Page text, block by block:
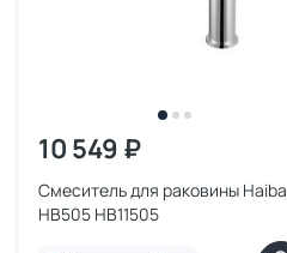
10 549 ₽
Смеситель для раковины Haiba
HB505 HB11505